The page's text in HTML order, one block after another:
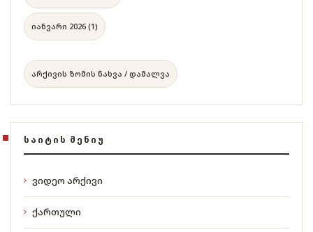
იანვარი 2026 (1)
არქივის ზომის ნახვა / დამალვა
ᲡᲐᲘᲢᲘᲡ ᲛᲔᲜᲘᲣ
ვიდეო არქივი
ქართული